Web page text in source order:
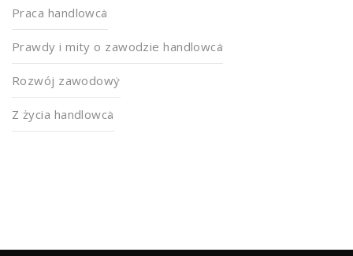
Praca handlowca
Prawdy i mity o zawodzie handlowca
Rozwój zawodowy
Z życia handlowca